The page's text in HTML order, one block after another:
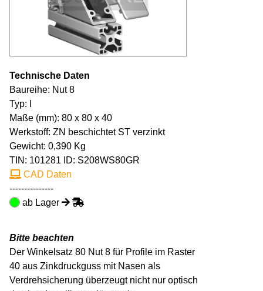
Technische Daten
Baureihe: Nut 8
Typ: I
Maße (mm): 80 x 80 x 40
Werkstoff: ZN beschichtet ST verzinkt
Gewicht: 0,390 Kg
TIN: 101281 ID: S208WS80GR
CAD Daten
---------------
ab Lager
Bitte beachten
Der Winkelsatz 80 Nut 8 für Profile im Raster
40 aus Zinkdruckguss mit Nasen als
Verdrehsicherung überzeugt nicht nur optisch